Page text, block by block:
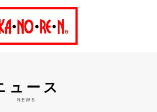
ュース
NEWS